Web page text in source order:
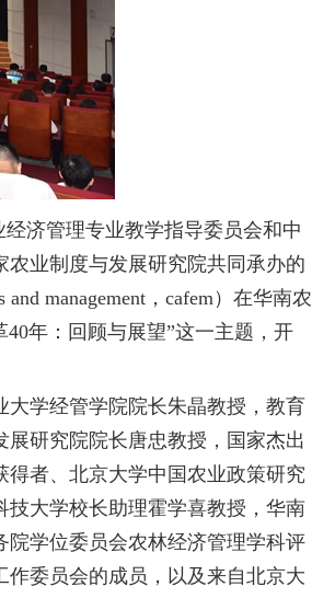
济管理专业教学指导委员会和中
业制度与发展研究院共同承办的
management，cafem）在华南农
年：回顾与展望”这一主题，开
学经管学院院长朱晶教授，教育
研究院院长唐忠教授，国家杰出
者、北京大学中国农业政策研究
大学校长助理霍学喜教授，华南
学位委员会农林经济管理学科评
委员会的成员，以及来自北京大